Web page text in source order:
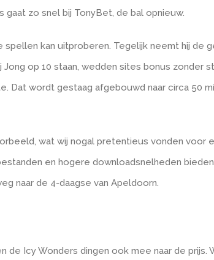
zo snel bij TonyBet, de bal opnieuw.
kan uitproberen. Tegelijk neemt hij de
op 10 staan, wedden sites bonus zonder
Dat wordt gestaag afgebouwd naar circa 50
wat wij nogal pretentieus vonden voor
en hogere downloadsnelheden bieden
naar de 4-daagse van Apeldoorn.
Icy Wonders dingen ook mee naar de prijs.